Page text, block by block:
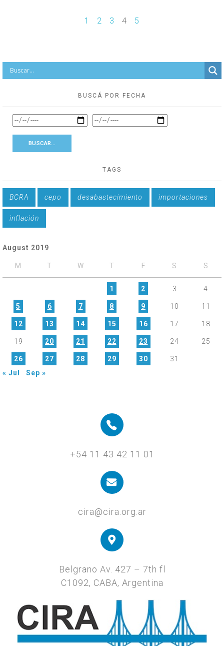
1 2 3 4 5
BUSCÁ POR FECHA
TAGS
BCRA cepo desabastecimiento importaciones
inflación
August 2019
M T W T F S S
1 2 3 4
5 6 7 8 9 10 11
12 13 14 15 16 17 18
19 20 21 22 23 24 25
26 27 28 29 30
31
« Jul
Sep »
+54 11 43 42 11 01
cira@cira.org.ar
Belgrano Av. 427 – 7th fl
C1092, CABA, Argentina